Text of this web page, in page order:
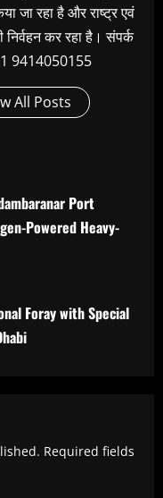
जा रहा है और राष्ट्र एवं
कर रहा है। संपर्क
9414050155
All Posts
Port
Powered Heavy-
Foray with Special
Required fields